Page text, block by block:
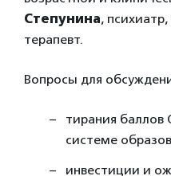
Степунина,
терапевт.
Вопросы для
тирания баллов
системе
инвестиции и